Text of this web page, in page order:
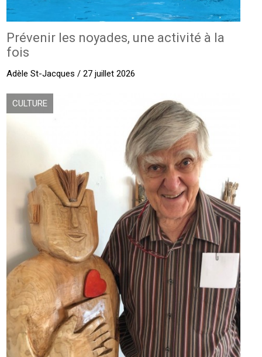
Prévenir les noyades, une activité à la
fois
Adèle St-Jacques / 27 juillet 2026
CULTURE